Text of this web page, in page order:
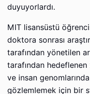
duyuyorlardı.
MIT lisansüstü
doktora sonrası
tarafından yönetilen
tarafından
ve insan
gözlemlemek için bir